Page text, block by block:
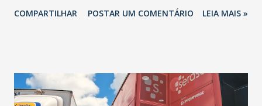
musicais e geográficas. Baile do ED, um dos mais
Diego Facó, conhecido por sua habilidade de misturar
elementos da Música Eletrônica com batidas de Funk,
COMPARTILHAR POSTAR UM COMENTÁRIO LEIA MAIS »